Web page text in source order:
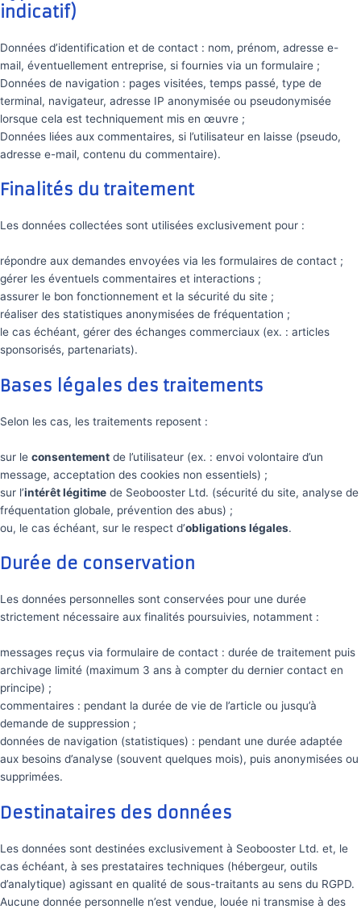
indicatif)
Données d’identification et de contact : nom, prénom, adresse e-
mail, éventuellement entreprise, si fournies via un formulaire ;
Données de navigation : pages visitées, temps passé, type de
terminal, navigateur, adresse IP anonymisée ou pseudonymisée
lorsque cela est techniquement mis en œuvre ;
Données liées aux commentaires, si l’utilisateur en laisse (pseudo,
adresse e-mail, contenu du commentaire).
Finalités du traitement
Les données collectées sont utilisées exclusivement pour :
répondre aux demandes envoyées via les formulaires de contact ;
gérer les éventuels commentaires et interactions ;
assurer le bon fonctionnement et la sécurité du site ;
réaliser des statistiques anonymisées de fréquentation ;
le cas échéant, gérer des échanges commerciaux (ex. : articles
sponsorisés, partenariats).
Bases légales des traitements
Selon les cas, les traitements reposent :
sur le consentement de l’utilisateur (ex. : envoi volontaire d’un
message, acceptation des cookies non essentiels) ;
sur l’intérêt légitime de Seobooster Ltd. (sécurité du site, analyse de
fréquentation globale, prévention des abus) ;
ou, le cas échéant, sur le respect d’obligations légales.
Durée de conservation
Les données personnelles sont conservées pour une durée
strictement nécessaire aux finalités poursuivies, notamment :
messages reçus via formulaire de contact : durée de traitement puis
archivage limité (maximum 3 ans à compter du dernier contact en
principe) ;
commentaires : pendant la durée de vie de l’article ou jusqu’à
demande de suppression ;
données de navigation (statistiques) : pendant une durée adaptée
aux besoins d’analyse (souvent quelques mois), puis anonymisées ou
supprimées.
Destinataires des données
Les données sont destinées exclusivement à Seobooster Ltd. et, le
cas échéant, à ses prestataires techniques (hébergeur, outils
d’analytique) agissant en qualité de sous-traitants au sens du RGPD.
Aucune donnée personnelle n’est vendue, louée ni transmise à des